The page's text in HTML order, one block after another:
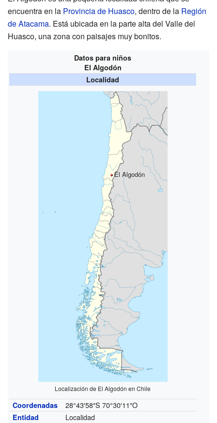
encuentra en la Provincia de Huasco, dentro de la Región
de Atacama. Está ubicada en la parte alta del Valle del
Huasco, una zona con paisajes muy bonitos.
Datos para niños
El Algodón
Localidad
El Algodón
Localización de El Algodón en Chile
Coordenadas 28°43′58″S 70°30′11″O
Entidad
Localidad